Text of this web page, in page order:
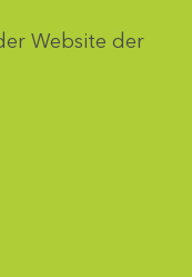
Website der
auswählen